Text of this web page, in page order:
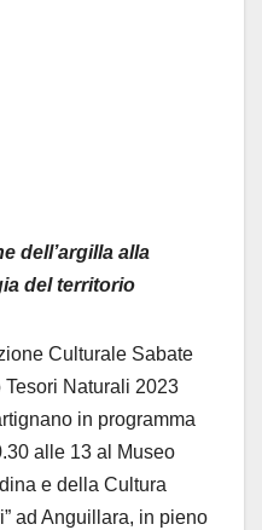
dell’argilla alla
del territorio
Culturale Sabate
Tesori Naturali 2023
in programma
alle 13 al Museo
e della Cultura
ad Anguillara, in pieno